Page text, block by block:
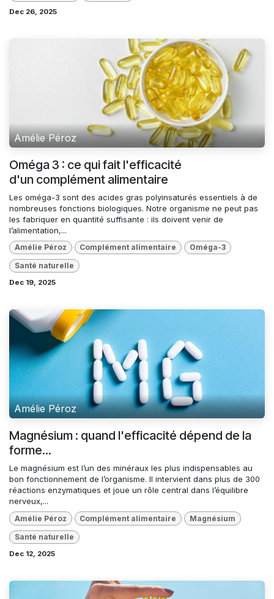
Dec 26, 2025
Amélie Péroz
Oméga 3 : ce qui fait l'efficacité
d'un complément alimentaire
Les oméga-3 sont des acides gras polyinsaturés essentiels à de
nombreuses fonctions biologiques. Notre organisme ne peut pas
les fabriquer en quantité suffisante : ils doivent venir de
l’alimentation,...
Amélie Péroz Complément alimentaire Oméga-3
Santé naturelle
Dec 19, 2025
Amélie Péroz
Magnésium : quand l'efficacité dépend de la
forme...
Le magnésium est l’un des minéraux les plus indispensables au
bon fonctionnement de l’organisme. Il intervient dans plus de 300
réactions enzymatiques et joue un rôle central dans l’équilibre
nerveux,...
Amélie Péroz Complément alimentaire Magnésium
Santé naturelle
Dec 12, 2025